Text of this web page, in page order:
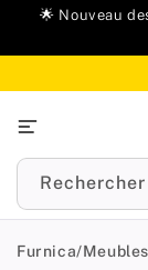
🌟 Nouveau
Rechercher
Furnica/